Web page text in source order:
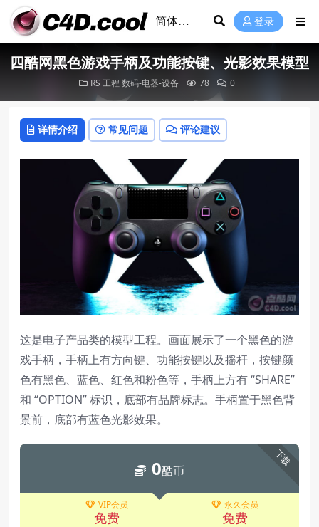
登录
四酷网黑色游戏手柄及功能按键、光影效果模型
RS 工程 数码-电器-设备 78 0
详情介绍 常见问题 评论建议
这是电子产品类的模型工程。画面展示了一个黑色的游
戏手柄，手柄上有方向键、功能按键以及摇杆，按键颜
色有黑色、蓝色、红色和粉色等，手柄上方有 “SHARE”
和 “OPTION” 标识，底部有品牌标志。手柄置于黑色背
景前，底部有蓝色光影效果。
下载
0酷币
VIP会员
免费
永久会员
免费